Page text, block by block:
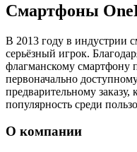
Смартфоны
В 2013 году в индустрии
серьёзный игрок.
флагманскому смартфону
первоначально
предварительному заказу,
популярность среди
О компании